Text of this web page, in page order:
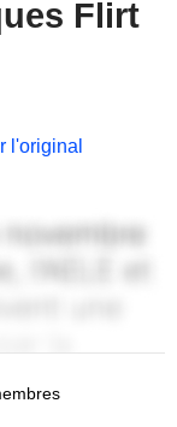
Flirt
l'original